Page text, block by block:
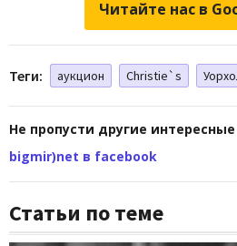
Читайте нас в
Теги: аукцион Christie`s
Не пропусти другие
bigmir)net в facebook
Статьи по теме